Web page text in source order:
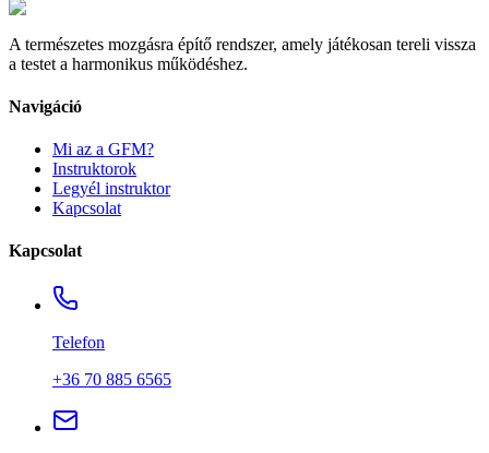
A természetes mozgásra építő rendszer, amely játékosan tereli vissza
a testet a harmonikus működéshez.
Navigáció
Mi az a GFM?
Instruktorok
Legyél instruktor
Kapcsolat
Kapcsolat
Telefon
+36 70 885 6565